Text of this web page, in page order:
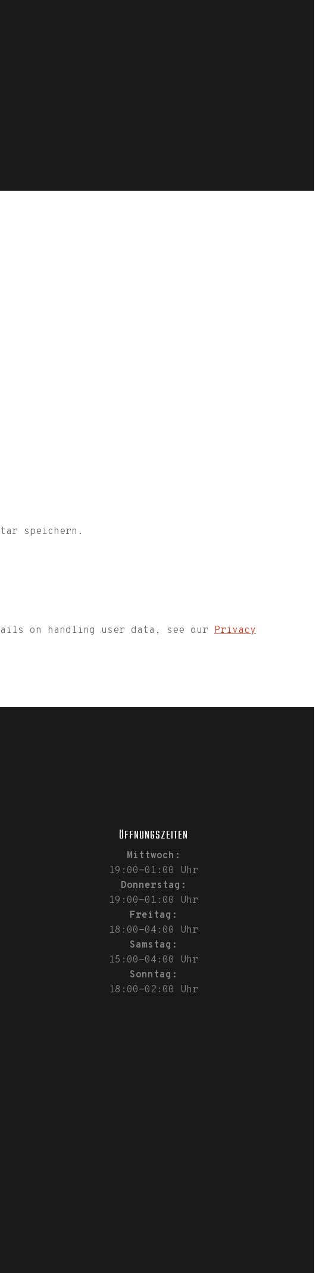
speichern.
on handling user data, see our Privacy
ÖFFNUNGSZEITEN
Mittwoch:
19:00-01:00 Uhr
Donnerstag:
19:00-01:00 Uhr
Freitag:
18:00-04:00 Uhr
Samstag:
15:00-04:00 Uhr
Sonntag:
18:00-02:00 Uhr